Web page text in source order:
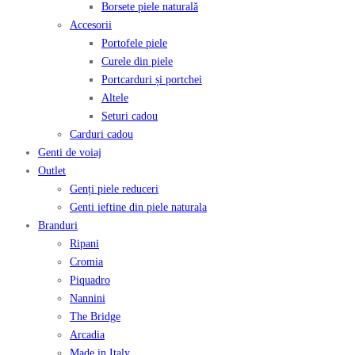
Borsete piele naturală
Accesorii
Portofele piele
Curele din piele
Portcarduri și portchei
Altele
Seturi cadou
Carduri cadou
Genti de voiaj
Outlet
Genți piele reduceri
Genti ieftine din piele naturala
Branduri
Ripani
Cromia
Piquadro
Nannini
The Bridge
Arcadia